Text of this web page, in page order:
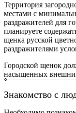
Территория
местами с
раздражителей для
планируете
щенка русской
раздражителями
Городской щенок
насыщенных
Знакомство с